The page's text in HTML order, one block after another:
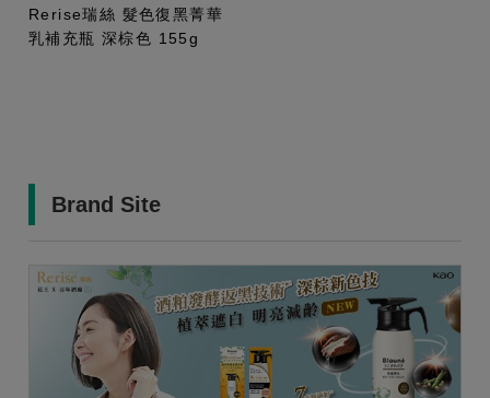
Rerise瑞絲 髮色復黑菁華
乳補充瓶 深棕色 155g
Brand Site